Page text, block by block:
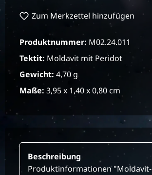
Zum Merkzettel hinzufügen
Produktnummer: M02.24.011
Tektit: Moldavit mit Peridot
Gewicht: 4,70 g
Maße: 3,95 x 1,40 x 0,80 cm
Beschreibung
Produktinformationen "Moldavit-